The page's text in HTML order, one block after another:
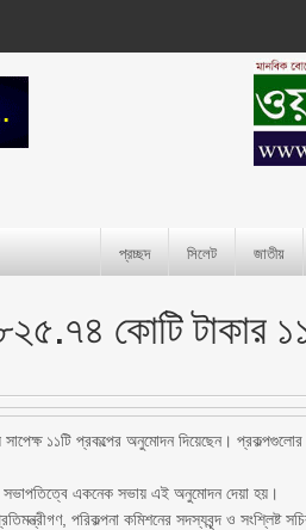
প্রচ্ছদ সিলেট জাতীয়
কোটি টাকার
১১টি প্রকল্পের অনুমোদন দিয়েছেন।
সভাপতিত্বে একনেক সভায় এই অনুমোদন দেয়া হয়।
পরিকল্পনা কমিশনের সদস্যবৃন্দ ও